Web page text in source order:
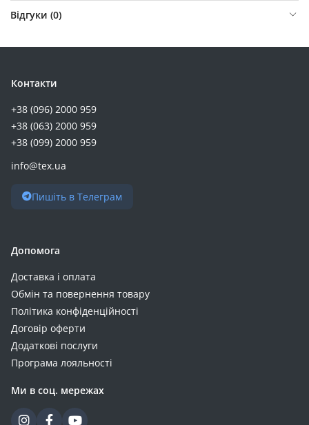
Відгуки (0)
Контакти
+38 (096) 2000 959
+38 (063) 2000 959
+38 (099) 2000 959
info@tex.ua
Пишіть в Телеграм
Допомога
Доставка і оплата
Обмін та повернення товару
Політика конфіденційності
Договір оферти
Додаткові послуги
Програма лояльності
Ми в соц. мережах